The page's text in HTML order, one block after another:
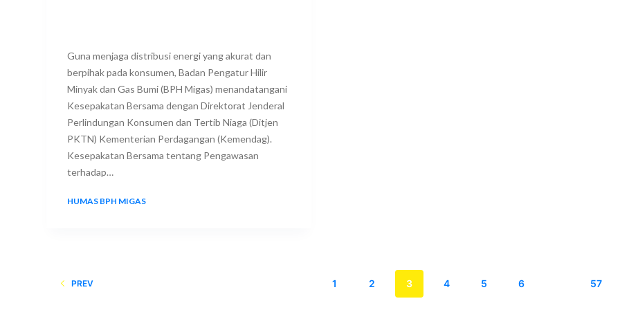
Guna menjaga distribusi energi yang akurat dan
berpihak pada konsumen, Badan Pengatur Hilir
Minyak dan Gas Bumi (BPH Migas) menandatangani
Kesepakatan Bersama dengan Direktorat Jenderal
Perlindungan Konsumen dan Tertib Niaga (Ditjen
PKTN) Kementerian Perdagangan (Kemendag).
Kesepakatan Bersama tentang Pengawasan
terhadap…
HUMAS BPH MIGAS
PREV 1 2 3 4 5 6 57